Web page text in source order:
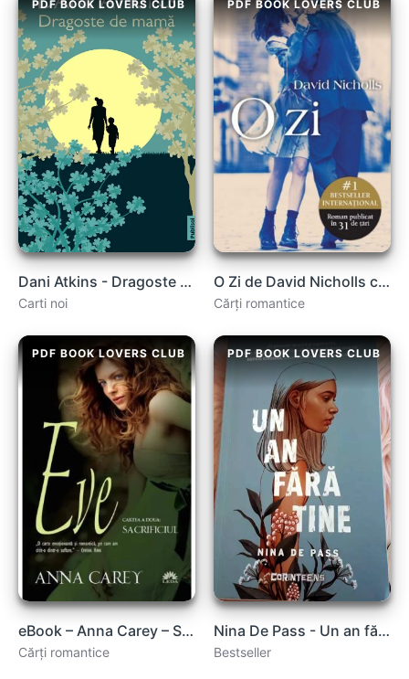
PDF BOOK LOVERS CLUB
Dani Atkins - Dragoste de mamă .PDF
Carti noi
PDF BOOK LOVERS CLUB
O Zi de David Nicholls carte .PDF
Cărți romantice
PDF BOOK LOVERS CLUB
eBook – Anna Carey – Sacrificiul, Eve, Vol. 2. PDF
Cărți romantice
PDF BOOK LOVERS CLUB
Nina De Pass - Un an fără tine .PDF
Bestseller